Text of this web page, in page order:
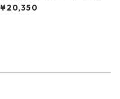
06 / 25ss
¥20,350